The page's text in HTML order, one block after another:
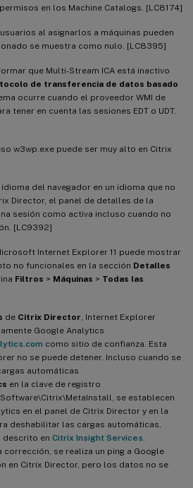
en los Machine Catalogs. [LC8174]
al asignarlos a máquinas pueden
se muestra como nulo. [LC8395]
que Multi-Stream ICA está inactivo
de transferencia de datos basado
ocurre cuando el proveedor WMI de
tener en cuenta las sesiones EDT o UDT.
w3wp.exe puede ser muy alto en Citrix
del navegador en un idioma que no
Director, el panel de detalles de la
sesión como activa incluso cuando no
[LC9392]
Internet Explorer 11 puede mostrar
no funcionales en la sección Detalles
Filtros > Máquinas > Todas las
de Citrix Director , Internet Explorer
Google Analytics
como sitio de confianza. Esta
no se puede detener. Incluso cuando se
automáticas
en la clave de registro
se establecen
en el panel de Citrix Director y en la
deshabilitar las cargas automáticas,
descrito en Citrix Insight Services
corrección, se realiza un ping a Google
en Citrix Director, pero los datos no se